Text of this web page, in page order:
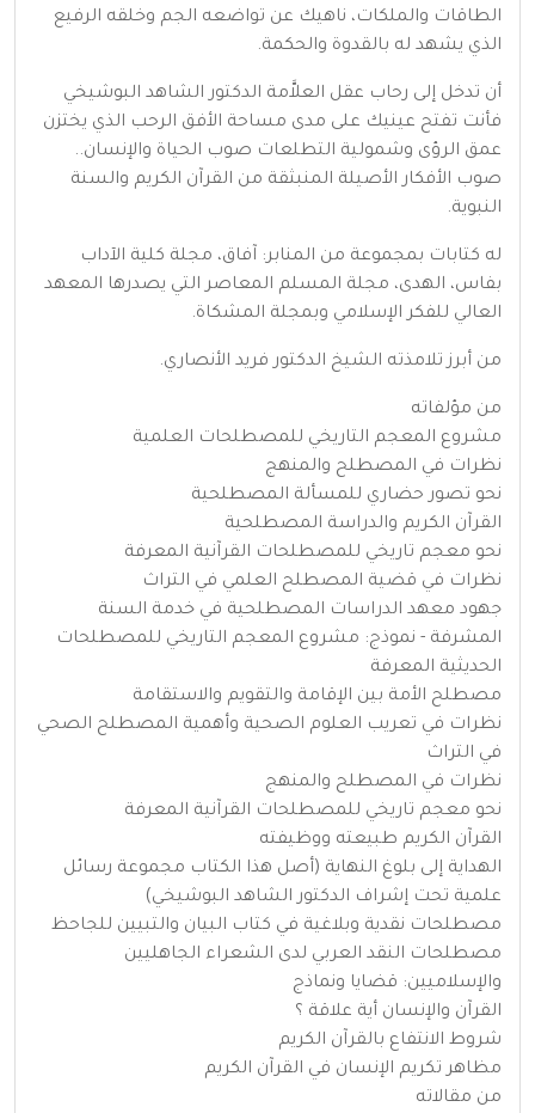
الطاقات والملكات، ناهيك عن تواضعه الجم وخلقه الرفيع
الذي يشهد له بالقدوة والحكمة.
أن تدخل إلى رحاب عقل العلاَّمة الدكتور الشاهد البوشيخي
فأنت تفتح عينيك على مدى مساحة الأفق الرحب الذي يختزن
عمق الرؤى وشمولية التطلعات صوب الحياة والإنسان..
صوب الأفكار الأصيلة المنبثقة من القرآن الكريم والسنة
النبوية.
له كتابات بمجموعة من المنابر: آفاق، مجلة كلية الآداب
بفاس، الهدى، مجلة المسلم المعاصر التي يصدرها المعهد
العالي للفكر الإسلامي وبمجلة المشكاة.
من أبرز تلامذته الشيخ الدكتور فريد الأنصاري.
من مؤلفاته
مشروع المعجم التاريخي للمصطلحات العلمية
نظرات في المصطلح والمنهج
نحو تصور حضاري للمسألة المصطلحية
القرآن الكريم والدراسة المصطلحية
نحو معجم تاريخي للمصطلحات القرآنية المعرفة
نظرات في قضية المصطلح العلمي في التراث
جهود معهد الدراسات المصطلحية في خدمة السنة
المشرفة - نموذج: مشروع المعجم التاريخي للمصطلحات
الحديثية المعرفة
مصطلح الأمة بين الإقامة والتقويم والاستقامة
نظرات في تعريب العلوم الصحية وأهمية المصطلح الصحي
في التراث
نظرات في المصطلح والمنهج
نحو معجم تاريخي للمصطلحات القرآنية المعرفة
القرآن الكريم طبيعته ووظيفته
الهداية إلى بلوغ النهاية (أصل هذا الكتاب مجموعة رسائل
علمية تحت إشراف الدكتور الشاهد البوشيخي)
مصطلحات نقدية وبلاغية في كتاب البيان والتبيين للجاحظ
مصطلحات النقد العربي لدى الشعراء الجاهليين
والإسلاميين: قضايا ونماذج
القرآن والإنسان أية علاقة ؟
شروط الانتفاع بالقرآن الكريم
مظاهر تكريم الإنسان في القرآن الكريم
من مقالاته